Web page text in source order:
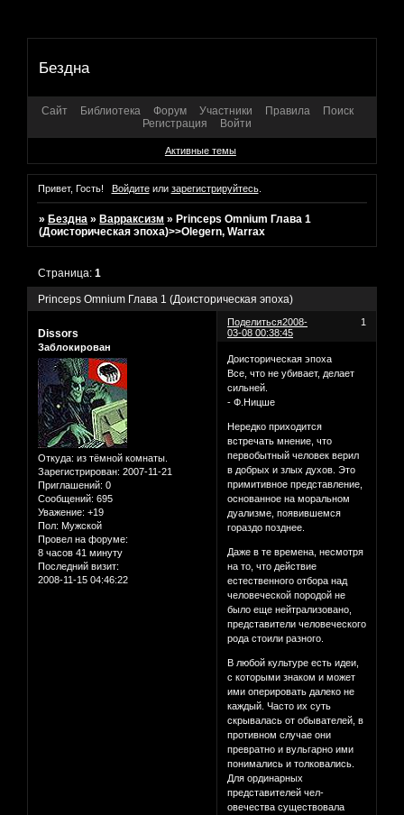
Бездна
Сайт Библиотека Форум Участники Правила
Поиск
Регистрация
Войти
Активные темы
Привет, Гость! Войдитеили зарегистрируйтесь.
»Бездна »Варраксизм »Princeps Omnium Глава 1
(Доисторическая эпоха)>>Olegern, Warrax
Princeps Omnium Глава 1 (Доисторическая эпоха)
Страница:1
Поделиться 1
2008-
03-08 00:38:45
Dissors
Заблокирован
Откуда: из тёмной комнаты.
Зарегистрирован: 2007-11-21
Приглашений: 0
Сообщений: 695
Уважение: +19
Пол: Мужской
Провел на форуме:
8 часов 41 минуту
Последний визит:
2008-11-15 04:46:22
Доисторическая эпоха
Все, что не убивает, делает
сильней.
- Ф.Ницше
Нередко приходится
встречать мнение, что
первобытный человек верил
в добрых и злых духов. Это
примитивное представление,
основанное на моральном
дуализме, появившемся
гораздо позднее.
Даже в те времена, несмотря
на то, что действие
естественного отбора над
человеческой породой не
было еще нейтрализовано,
представители человеческого
рода стоили разного.
В любой культуре есть идеи,
с которыми знаком и может
ими оперировать далеко не
каждый. Часто их суть
скрывалась от обывателей, в
противном случае они
превратно и вульгарно ими
понимались и толковались.
Для ординарных
представителей чел-
овечества существовала